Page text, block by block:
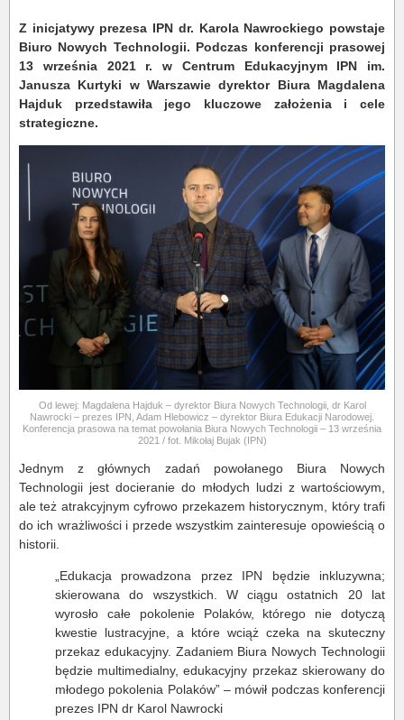
Z inicjatywy prezesa IPN dr. Karola Nawrockiego powstaje
Biuro Nowych Technologii. Podczas konferencji prasowej
13 września 2021 r. w Centrum Edukacyjnym IPN im.
Janusza Kurtyki w Warszawie dyrektor Biura Magdalena
Hajduk przedstawiła jego kluczowe założenia i cele
strategiczne.
Od lewej: Magdalena Hajduk – dyrektor Biura Nowych Technologii, dr Karol
Nawrocki – prezes IPN, Adam Hlebowicz – dyrektor Biura Edukacji Narodowej.
Konferencja prasowa na temat powołania Biura Nowych Technologii – 13 września
2021 / fot. Mikołaj Bujak (IPN)
Jednym z głównych zadań powołanego Biura Nowych
Technologii jest docieranie do młodych ludzi z wartościowym,
ale też atrakcyjnym cyfrowo przekazem historycznym, który trafi
do ich wrażliwości i przede wszystkim zainteresuje opowieścią o
historii.
„Edukacja prowadzona przez IPN będzie inkluzywna;
skierowana do wszystkich. W ciągu ostatnich 20 lat
wyrosło całe pokolenie Polaków, którego nie dotyczą
kwestie lustracyjne, a które wciąż czeka na skuteczny
przekaz edukacyjny. Zadaniem Biura Nowych Technologii
będzie multimedialny, edukacyjny przekaz skierowany do
młodego pokolenia Polaków” – mówił podczas konferencji
prezes IPN dr Karol Nawrocki